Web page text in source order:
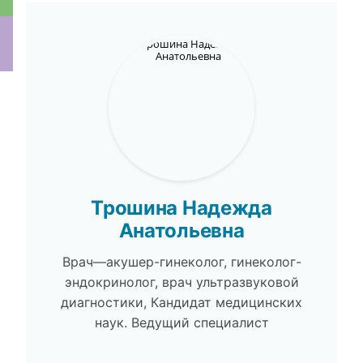
Трошина Надежда
Анатольевна
Врач—акушер-гинеколог, гинеколог-
эндокринолог, врач ультразвуковой
диагностики, Кандидат медицинских
наук. Ведущий специалист